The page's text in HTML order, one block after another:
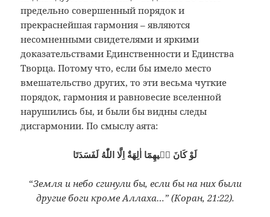
предельно совершенный порядок и
прекраснейшая гармония – являются
несомненными свидетелями и яркими
доказательствами Единственности и Единства
Творца. Потому что, если бы имело место
вмешательство других, то эти весьма чуткие
порядок, гармония и равновесие вселенной
нарушились бы, и были бы видны следы
дисгармонии. По смыслу аята:
لَوْ كَانَ فٖيهِمَٓا اٰلِهَةٌ اِلَّا اللّٰهُ لَفَسَدَتَا
“Земля и небо сгинули бы, если бы на них были
другие боги кроме Аллаха…” (Коран, 21:22).